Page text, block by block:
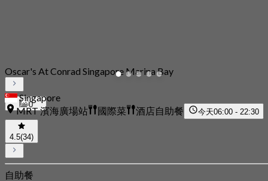
0
Oscar's At Conrad Singapore Marina Bay
Singapore
MRT 濱海廣場站
國際菜 酒店自助餐 今天06:00 - 22:30
4.5(34)
自助餐